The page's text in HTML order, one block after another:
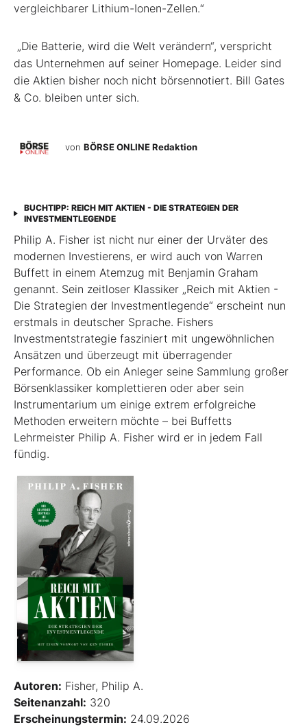
vergleichbarer Lithium-Ionen-Zellen.“
„Die Batterie, wird die Welt verändern“, verspricht
das Unternehmen auf seiner Homepage. Leider sind
die Aktien bisher noch nicht börsennotiert. Bill Gates
& Co. bleiben unter sich.
von BÖRSE ONLINE Redaktion
BUCHTIPP: REICH MIT AKTIEN - DIE STRATEGIEN DER
INVESTMENTLEGENDE
Philip A. Fisher ist nicht nur einer der Urväter des
modernen Investierens, er wird auch von Warren
Buffett in einem Atemzug mit Benjamin Graham
genannt. Sein zeitloser Klassiker „Reich mit Aktien -
Die Strategien der Investmentlegende“ erscheint nun
erstmals in deutscher Sprache. Fishers
Investmentstrategie fasziniert mit ungewöhnlichen
Ansätzen und überzeugt mit überragender
Performance. Ob ein Anleger seine Sammlung großer
Börsenklassiker komplettieren oder aber sein
Instrumentarium um einige extrem erfolgreiche
Methoden erweitern möchte – bei Buffetts
Lehrmeister Philip A. Fisher wird er in jedem Fall
fündig.
Autoren: Fisher, Philip A.
Seitenanzahl: 320
Erscheinungstermin: 24.09.2026